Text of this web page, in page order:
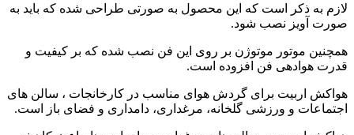
لازم به ذکر است که این محصول به صورتی طراحی شده که باید به
صورت آویز نصب شود.
همچنین موتور موتوژن بر روی این فن نصب شده که بر کیفیت و
قدرت هوادهی فن افزوده است.
هواکش اربیت برای گردش هوای مناسب در کارخانجات ، سالن های
اجتماعات و ورزشی گلخانه، مرغداری، دامداری و فضای باز است.